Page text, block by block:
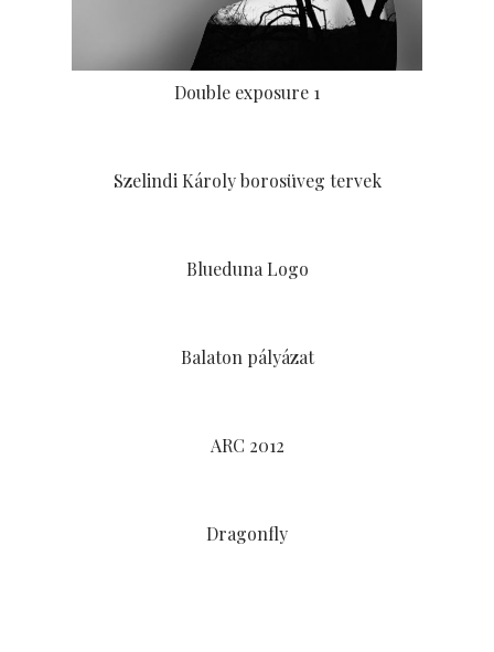
Double exposure 1
Szelindi Károly borosüveg tervek
Blueduna Logo
Balaton pályázat
ARC 2012
Dragonfly